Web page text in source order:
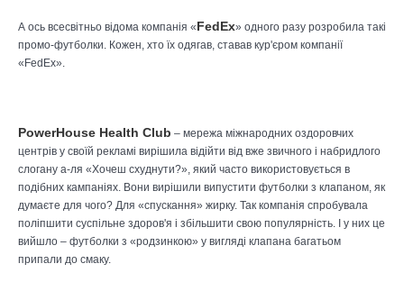
А ось всесвітньо відома компанія «FedEx» одного разу розробила такі
промо-футболки. Кожен, хто їх одягав, ставав кур'єром компанії
«FedEx».
PowerHouse Health Club – мережа міжнародних оздоровчих
центрів у своїй рекламі вирішила відійти від вже звичного і набридлого
слогану а-ля «Хочеш схуднути?», який часто використовується в
подібних кампаніях. Вони вирішили випустити футболки з клапаном, як
думаєте для чого? Для «спускання» жирку. Так компанія спробувала
поліпшити суспільне здоров'я і збільшити свою популярність. І у них це
вийшло – футболки з «родзинкою» у вигляді клапана багатьом
припали до смаку.